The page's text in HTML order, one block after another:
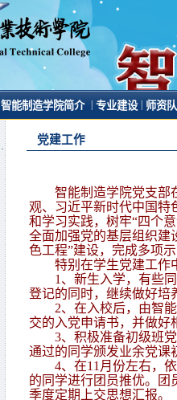
智能制造学院简介 专业建设 师资
党建工作
智能制造学院党支部
观、习近平新时代中国特
和学习实践，树牢“四个
全面加强党的基层组织建
色工程”建设，完成多项
特别在学生党建工作
1 、新生入学，有些
登记的同时，继续做好培
2、在入校后，由智
交的入党申请书，并做好
3、积极准备初级班
通过的同学颁发业余党课
4、在11 月份左右，
的同学进行团员推优。团
季度定期上交思想汇报。